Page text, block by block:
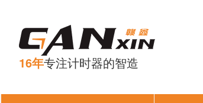
16年专注计时器的智造